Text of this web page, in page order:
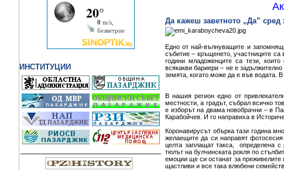
ИНСТИТУЦИИ
Да кажеш заветното „Да” сред
Едно от най-вълнуващите и
събитие – кръщенето, участниците са
години младоженците са тези,
всякакви бариери – не е
земята, когато може да е във водата.
В нашия регион едно от
местности, а градът, събрал всичко
е изборът на двама новобрачни – в
Карабойчев. И го направиха в
Коронавирусът обърка тази година
желаещите да си направят
целта заплащат такса, определена
тюлът на булчинската рокля по
емоции ще си останат за преживелите
щастливи и все така влюбени